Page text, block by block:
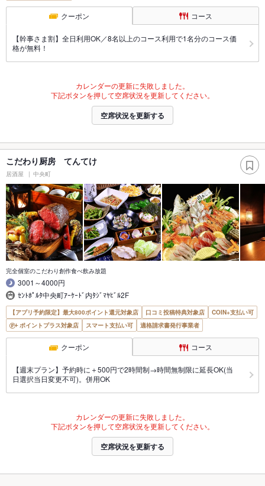
クーポン コース
【幹事さま割】全日利用OK／8名以上のコース利用で1名分のコース価
格が無料！
カレンダーの更新に失敗しました。
下記ボタンを押して空席状況を更新してください。
空席状況を更新する
こだわり厨房 てんてけ
居酒屋 中央町
完全個室のこだわり創作食べ飲み放題
3001～4000円
ｾﾝﾄﾎﾟﾙﾀ中央町ｱｰｹｰﾄﾞ内ﾀｼﾞﾏﾔﾋﾞﾙ2F
【アプリ予約限定】最大800ポイント還元対象店 口コミ投稿特典対象店
COIN+支払い可
ポイントプラス対象店
スマート支払い可 適格請求書発行事業者
クーポン コース
【週末プラン】予約時に＋500円で2時間制→時間無制限に延長OK(当
日選択当日変更不可)。併用OK
カレンダーの更新に失敗しました。
下記ボタンを押して空席状況を更新してください。
空席状況を更新する